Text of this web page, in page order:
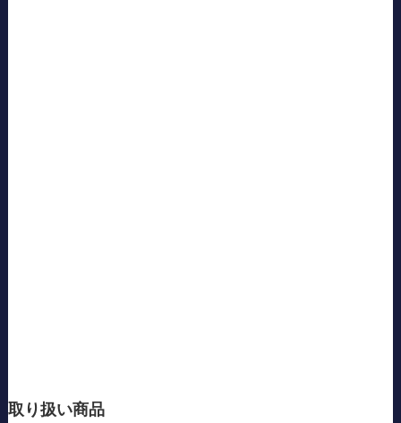
取り扱い商品